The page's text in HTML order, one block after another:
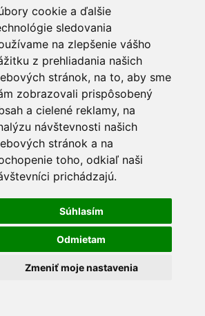
cookie a ďalšie
sledovania
na zlepšenie vášho
z prehliadania našich
stránok, na to, aby sme
zobrazovali prispôsobený
a cielené reklamy, na
návštevnosti našich
stránok a na
toho, odkiaľ naši
prichádzajú.
Súhlasím
Odmietam
Zmeniť moje nastavenia
Vyhlásenie o prístupnosti
Kontakt
dizajn manuálom elektronických
je Regionálny úrad školskej správy.